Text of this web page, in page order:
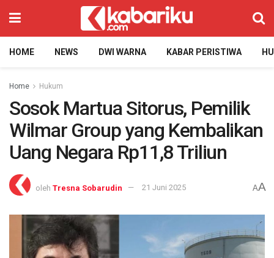
HOME NEWS DWI WARNA KABAR PERISTIWA
Home Hukum
Sosok Martua Sitorus, Pemilik
Wilmar Group yang Kembalikan
Uang Negara Rp11,8 Triliun
oleh Tresna Sobarudin 21 Juni 2025 AA